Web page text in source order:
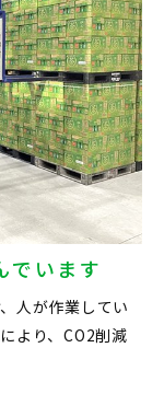
でいます
人が作業してい
より、CO2削減